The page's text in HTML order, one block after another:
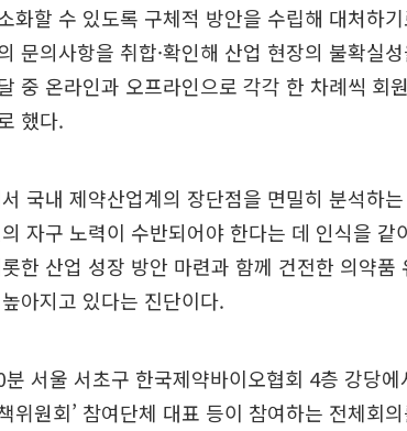
화할 수 있도록 구체적 방안을 수립해 대처하
문의사항을 취합·확인해 산업 현장의 불확실
중 온라인과 오프라인으로 각각 한 차례씩 회
했다.
국내 제약산업계의 장단점을 면밀히 분석하
자구 노력이 수반되어야 한다는 데 인식을 같
한 산업 성장 방안 마련과 함께 건전한 의약품
아지고 있다는 진단이다.
서울 서초구 한국제약바이오협회 4층 강당에
위원회’ 참여단체 대표 등이 참여하는 전체회